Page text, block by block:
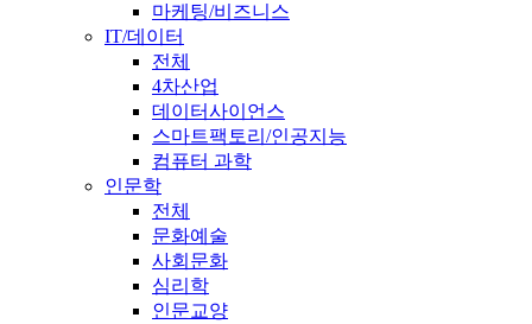
마케팅/비즈니스
IT/데이터
전체
4차산업
데이터사이언스
스마트팩토리/인공지능
컴퓨터 과학
인문학
전체
문화예술
사회문화
심리학
인문교양